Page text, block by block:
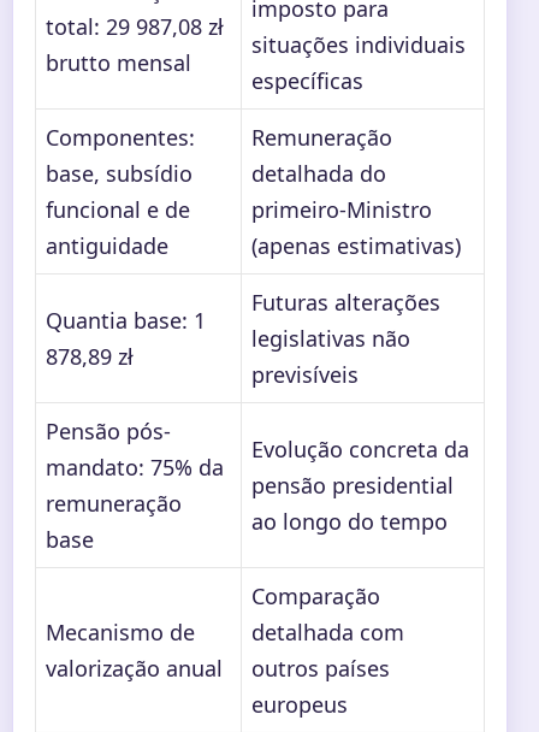
total: 29 987,08 zł
brutto mensal
imposto para
situações individuais
específicas
Componentes:
base, subsídio
funcional e de
antiguidade
Remuneração
detalhada do
primeiro-Ministro
(apenas estimativas)
Quantia base: 1
878,89 zł
Futuras alterações
legislativas não
previsíveis
Pensão pós-
mandato: 75% da
remuneração
base
Evolução concreta da
pensão presidential
ao longo do tempo
Mecanismo de
valorização anual
Comparação
detalhada com
outros países
europeus